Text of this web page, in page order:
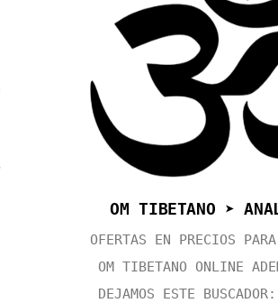
OM TIBETANO ➤
OFERTAS EN PRECIOS PARA
OM TIBETANO ONLINE
DEJAMOS ESTE